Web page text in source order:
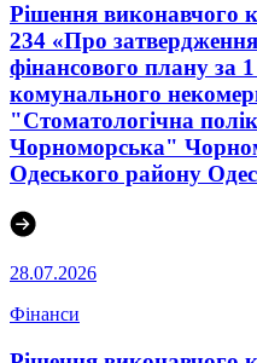
Рішення виконавчого
234 «Про
фінансового плану за
комунального
"Стоматологічна
Чорноморська"
Одеського району
28.07.2026
Фінанси